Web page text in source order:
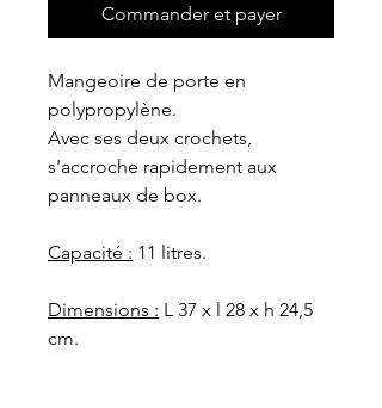
Commander et payer
Mangeoire de porte en
polypropylène.
Avec ses deux crochets,
s'accroche rapidement aux
panneaux de box.
Capacité : 11 litres.
Dimensions : L 37 x l 28 x h 24,5
cm.